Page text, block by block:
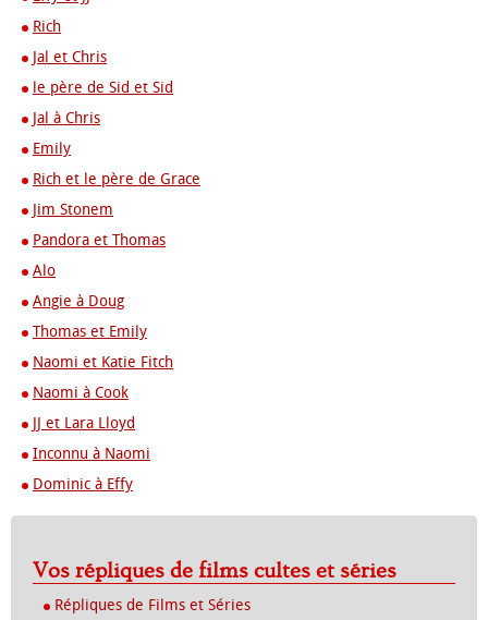
Rich
Jal et Chris
le père de Sid et Sid
Jal à Chris
Emily
Rich et le père de Grace
Jim Stonem
Pandora et Thomas
Alo
Angie à Doug
Thomas et Emily
Naomi et Katie Fitch
Naomi à Cook
JJ et Lara Lloyd
Inconnu à Naomi
Dominic à Effy
Vos répliques de films cultes et séries
Répliques de Films et Séries